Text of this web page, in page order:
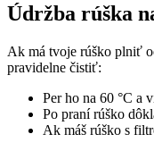
Údržba rúška
Ak má tvoje rúško plniť
pravidelne čistiť:
Per ho na 60 °C a
Po praní rúško
Ak máš rúško s